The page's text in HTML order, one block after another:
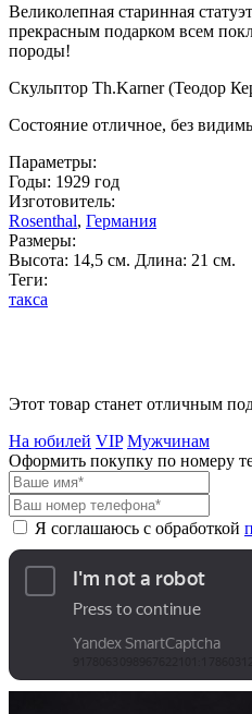
Великолепная старинная
прекрасным подарком всем
породы!
Скульптор Th.Karner (Теодор
Состояние отличное, без
Параметры:
Годы: 1929 год
Изготовитель:
Rosenthal, Германия
Размеры:
Высота: 14,5 см. Длина: 21 см.
Теги:
такса
Этот товар станет отличным
На юбилей VIP Мужчинам
Оформить покупку по номеру
Я соглашаюсь с обработкой